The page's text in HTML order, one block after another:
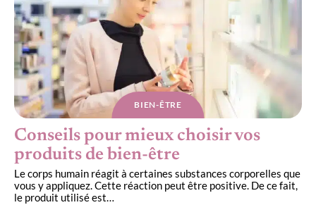
BIEN-ÊTRE
Conseils pour mieux choisir vos
produits de bien-être
Le corps humain réagit à certaines substances corporelles que
vous y appliquez. Cette réaction peut être positive. De ce fait,
le produit utilisé est…